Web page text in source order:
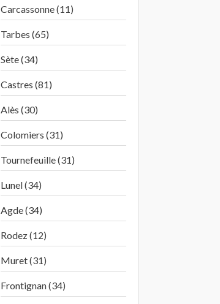
Carcassonne (11)
Tarbes (65)
Sète (34)
Castres (81)
Alès (30)
Colomiers (31)
Tournefeuille (31)
Lunel (34)
Agde (34)
Rodez (12)
Muret (31)
Frontignan (34)